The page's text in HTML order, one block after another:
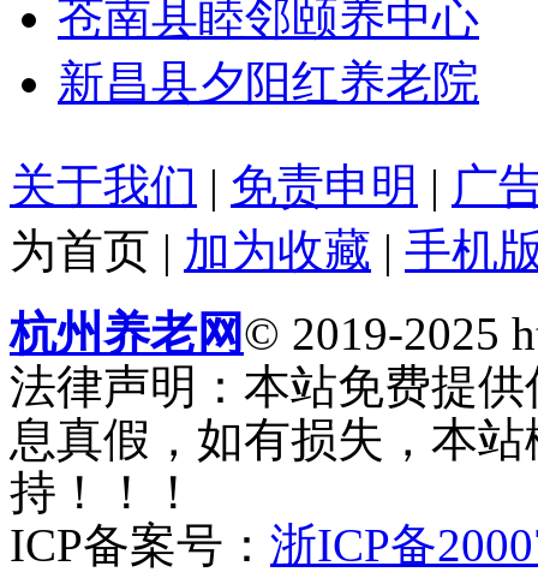
苍南县睦邻颐养中心
新昌县夕阳红养老院
关于我们 | 免责申明 | 广
为首页 | 加为收藏 | 手机
杭州养老网© 2019-2025
法律声明：本站免费提
息真假，如有损失，本
持！！！
ICP备案号： 浙ICP备